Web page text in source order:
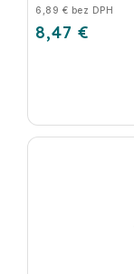
6,89 € bez DPH
8,47 €